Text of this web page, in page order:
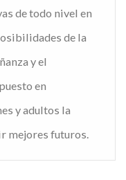
de todo nivel en
de la
y el
en
y adultos la
mejores futuros.